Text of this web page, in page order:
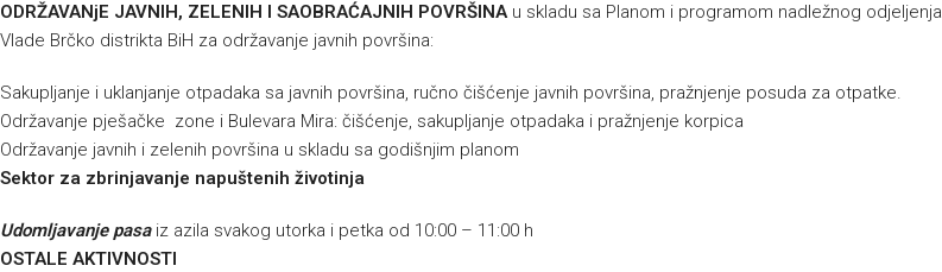
ODRŽAVANjE JAVNIH, ZELENIH I SAOBRAĆAJNIH POVRŠINAu skladu sa Planom i programom nadležnog odjeljenja
Vlade Brčko distrikta BiH za održavanje javnih površina:
Sakupljanje i uklanjanje otpadaka sa javnih površina, ručno čišćenje javnih površina, pražnjenje posuda za otpatke.
Održavanje pješačke zone i Bulevara Mira: čišćenje, sakupljanje otpadaka i pražnjenje korpica
Održavanje javnih i zelenih površina u skladu sa godišnjim planom
Sektor za zbrinjavanje napuštenih životinja
Udomljavanje pasaiz azila svakog utorka i petka od 10:00 – 11:00 h
OSTALE AKTIVNOSTI